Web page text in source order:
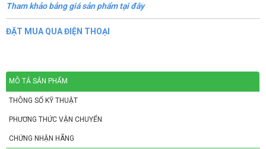
Tham khảo bảng giá sản phẩm tại đây
ĐẶT MUA QUA ĐIỆN THOẠI
MÔ TẢ SẢN PHẨM
THÔNG SỐ KỸ THUẬT
PHƯƠNG THỨC VẬN CHUYỂN
CHỨNG NHẬN HÃNG